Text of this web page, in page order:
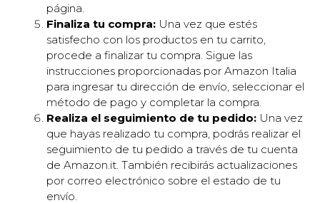
página.
Finaliza tu compra: Una vez que estés
satisfecho con los productos en tu carrito,
procede a finalizar tu compra. Sigue las
instrucciones proporcionadas por Amazon Italia
para ingresar tu dirección de envío, seleccionar el
método de pago y completar la compra.
Realiza el seguimiento de tu pedido: Una vez
que hayas realizado tu compra, podrás realizar el
seguimiento de tu pedido a través de tu cuenta
de Amazon.it. También recibirás actualizaciones
por correo electrónico sobre el estado de tu
envío.